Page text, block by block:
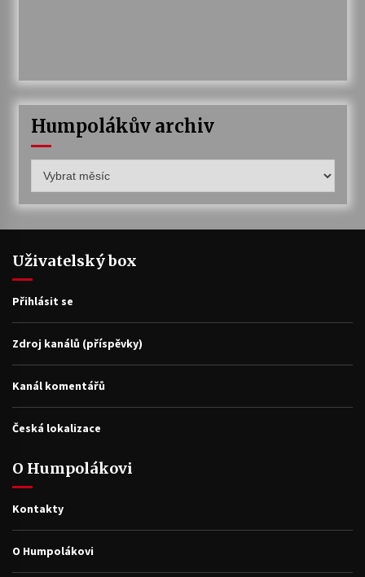
Humpolákův archiv
archiv
Uživatelský box
Přihlásit se
Zdroj kanálů (příspěvky)
Kanál komentářů
Česká lokalizace
O Humpolákovi
Kontakty
O Humpolákovi